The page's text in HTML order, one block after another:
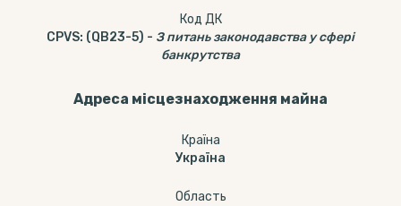
Код ДК
CPVS: (QB23-5) - З питань законодавства у сфері
банкрутства
Адреса місцезнаходження майна
Країна
Україна
Область